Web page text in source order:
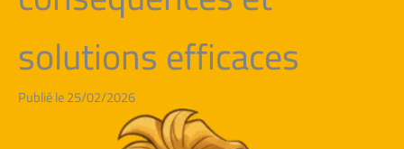
solutions efficaces
Publié le 25/02/2026